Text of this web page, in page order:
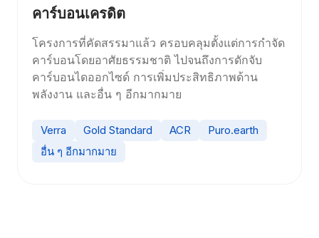
คาร์บอนเครดิต
โครงการที่คัดสรรมาแล้ว ครอบคลุมตั้งแต่การกำจัด
คาร์บอนโดยอาศัยธรรมชาติ ไปจนถึงการดักจับ
คาร์บอนไดออกไซด์ การเพิ่มประสิทธิภาพด้าน
พลังงาน และอื่น ๆ อีกมากมาย
Verra Gold Standard ACR
Puro.earth
อื่น ๆ อีกมากมาย